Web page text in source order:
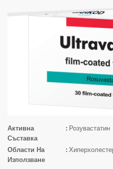
Активна
Съставка
Розувастатин
Области На
Използване